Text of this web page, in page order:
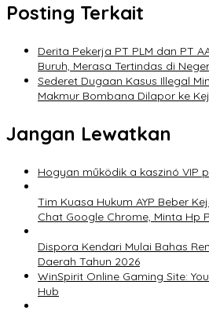
Posting Terkait
Derita Pekerja PT PLM dan PT
Buruh, Merasa Tertindas di
Sederet Dugaan Kasus Illegal
Makmur Bombana Dilapor ke
Jangan Lewatkan
Hogyan működik a kaszinó VIP
Tim Kuasa Hukum AYP Beber
Chat Google Chrome, Minta Hp
Dispora Kendari Mulai Bahas
Daerah Tahun 2026
WinSpirit Online Gaming Site:
Hub